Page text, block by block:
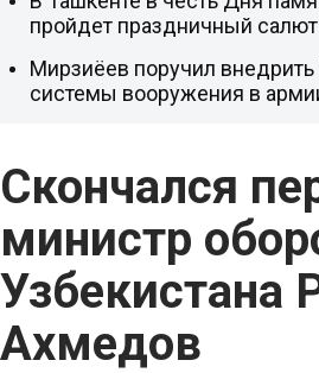
Скончался
министр
Узбекистана
Ахмедов
пройдет праздничный салют
Мирзиёев поручил
системы вооружения в